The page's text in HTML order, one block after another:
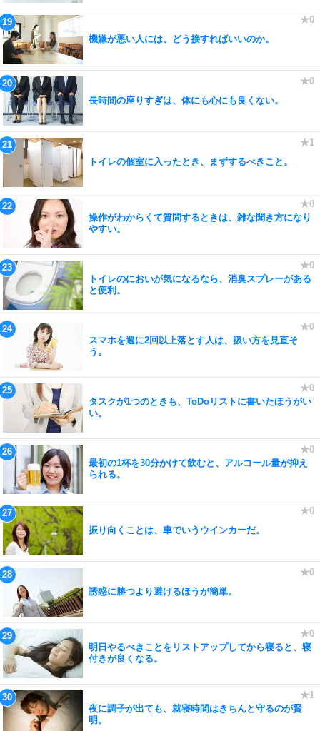
機嫌が悪い人には、どう接すればいいのか。
長時間の座りすぎは、体にも心にも良くない。
トイレの個室に入ったとき、まずするべきこと。
操作がわからくて質問するときは、雑な聞き方になり
やすい。
トイレのにおいが気になるなら、消臭スプレーがある
と便利。
スマホを週に2回以上落とす人は、扱い方を見直そ
う。
タスクが1つのときも、ToDoリストに書いたほうがい
い。
最初の1杯を30分かけて飲むと、アルコール量が抑え
られる。
振り向くことは、車でいうウインカーだ。
誘惑に勝つより避けるほうが簡単。
明日やるべきことをリストアップしてから寝ると、寝
付きが良くなる。
夜に調子が出ても、就寝時間はきちんと守るのが賢
明。